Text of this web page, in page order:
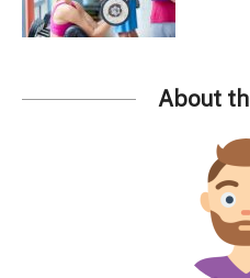
About